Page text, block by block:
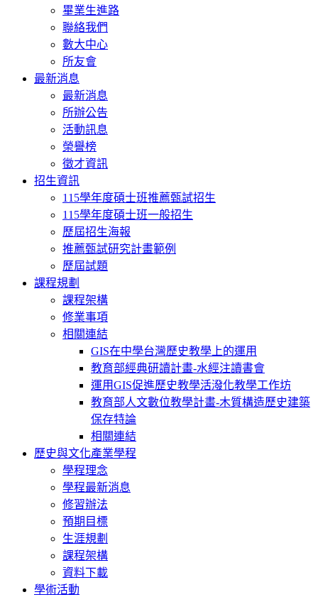
畢業生進路
聯絡我們
數大中心
所友會
最新消息
最新消息
所辦公告
活動訊息
榮譽榜
徵才資訊
招生資訊
115學年度碩士班推薦甄試招生
115學年度碩士班一般招生
歷屆招生海報
推薦甄試研究計畫範例
歷屆試題
課程規劃
課程架構
修業事項
相關連結
GIS在中學台灣歷史教學上的運用
教育部經典研讀計畫-水經注讀書會
運用GIS促進歷史教學活潑化教學工作坊
教育部人文數位教學計畫-木質構造歷史建築
保存特論
相關連結
歷史與文化產業學程
學程理念
學程最新消息
修習辦法
預期目標
生涯規劃
課程架構
資料下載
學術活動